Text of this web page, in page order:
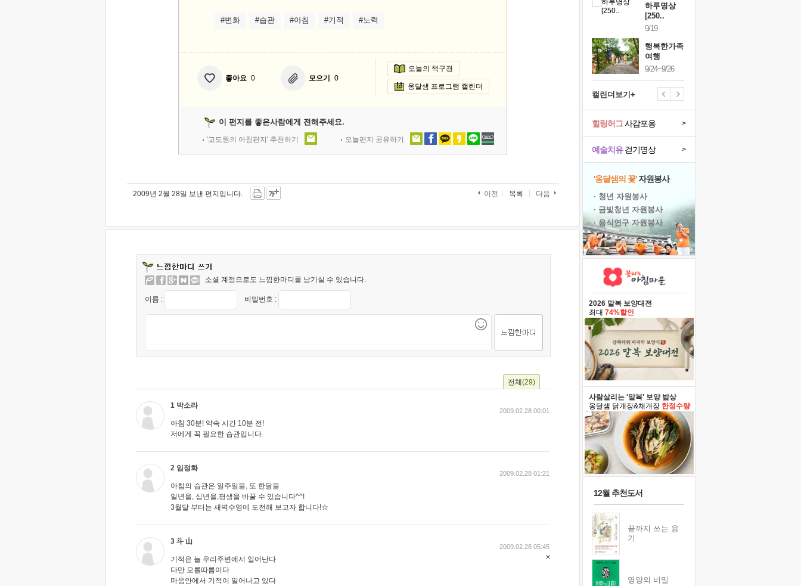
#변화 #습관 #아침 #기적 #노력
좋아요 0 모으기 0
오늘의 책구경
옹달샘 프로그램 캘린더
이 편지를 좋은사람에게 전해주세요.
'고도원의 아침편지' 추천하기 오늘편지 공유하기
2009년 2월 28일 보낸 편지입니다. 이전 목록 다음
소셜 계정으로도 느낌한마디를 남기실 수 있습니다.
이름 : 비밀번호 :
전체(29)
1 박소라
아침 30분! 약속 시간 10분 전!
저에게 꼭 필요한 습관입니다.
2009.02.28 00:01
2 임정화
아침의 습관은 일주일을, 또 한달을
일년을, 십년을,평생을 바꿀 수 있습니다^^!
3월달 부터는 새벽수영에 도전해 보고자 합니다!☆
2009.02.28 01:21
3 斗 山
기적은 늘 우리주변에서 일어난다
다만 모를따름이다
마음안에서 기적이 일어나고 있다
2009.02.28 05:45
하루명상
[250..
9/19
행복한가족
여행
9/24~9/26
캘린더보기+
예술치유걷기명상 >
힐링허그사감포옹 >
'옹달샘의 꽃'자원봉사
· 청년 자원봉사
· 금빛청년 자원봉사
· 음식연구 자원봉사
2026 말복 보양대전
최대 74%할인
사람살리는 '말복' 보양 밥상
옹달샘 닭개장&채개장 한정수량
12월 추천도서
끝까지 쓰는 용
기
영양의 비밀